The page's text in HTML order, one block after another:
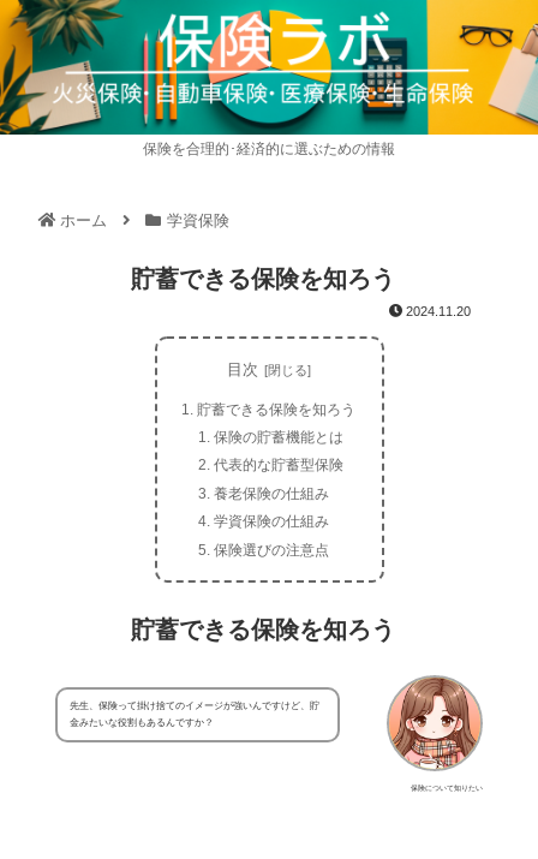
保険を合理的･経済的に選ぶための情報
ホーム 学資保険
貯蓄できる保険を知ろう
2024.11.20
目次
貯蓄できる保険を知ろう
保険の貯蓄機能とは
代表的な貯蓄型保険
養老保険の仕組み
学資保険の仕組み
保険選びの注意点
貯蓄できる保険を知ろう
保険について知りたい
先生、保険って掛け捨てのイメージが強いんですけど、貯
金みたいな役割もあるんですか？